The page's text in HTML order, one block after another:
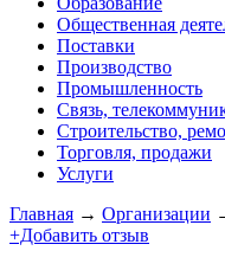
Общественная
Поставки
Производство
Промышленность
Связь,
Строительство,
Торговля, продажи
Услуги
Главная → Организации
+Добавить отзыв